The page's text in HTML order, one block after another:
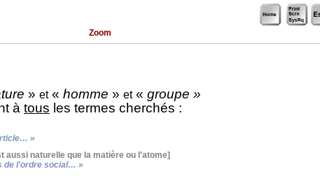
Zoom
» et« homme » et« groupe »
à tous les termes cherchés :
»
aussi naturelle que la matière ou l'atome]
de l'ordre social… »